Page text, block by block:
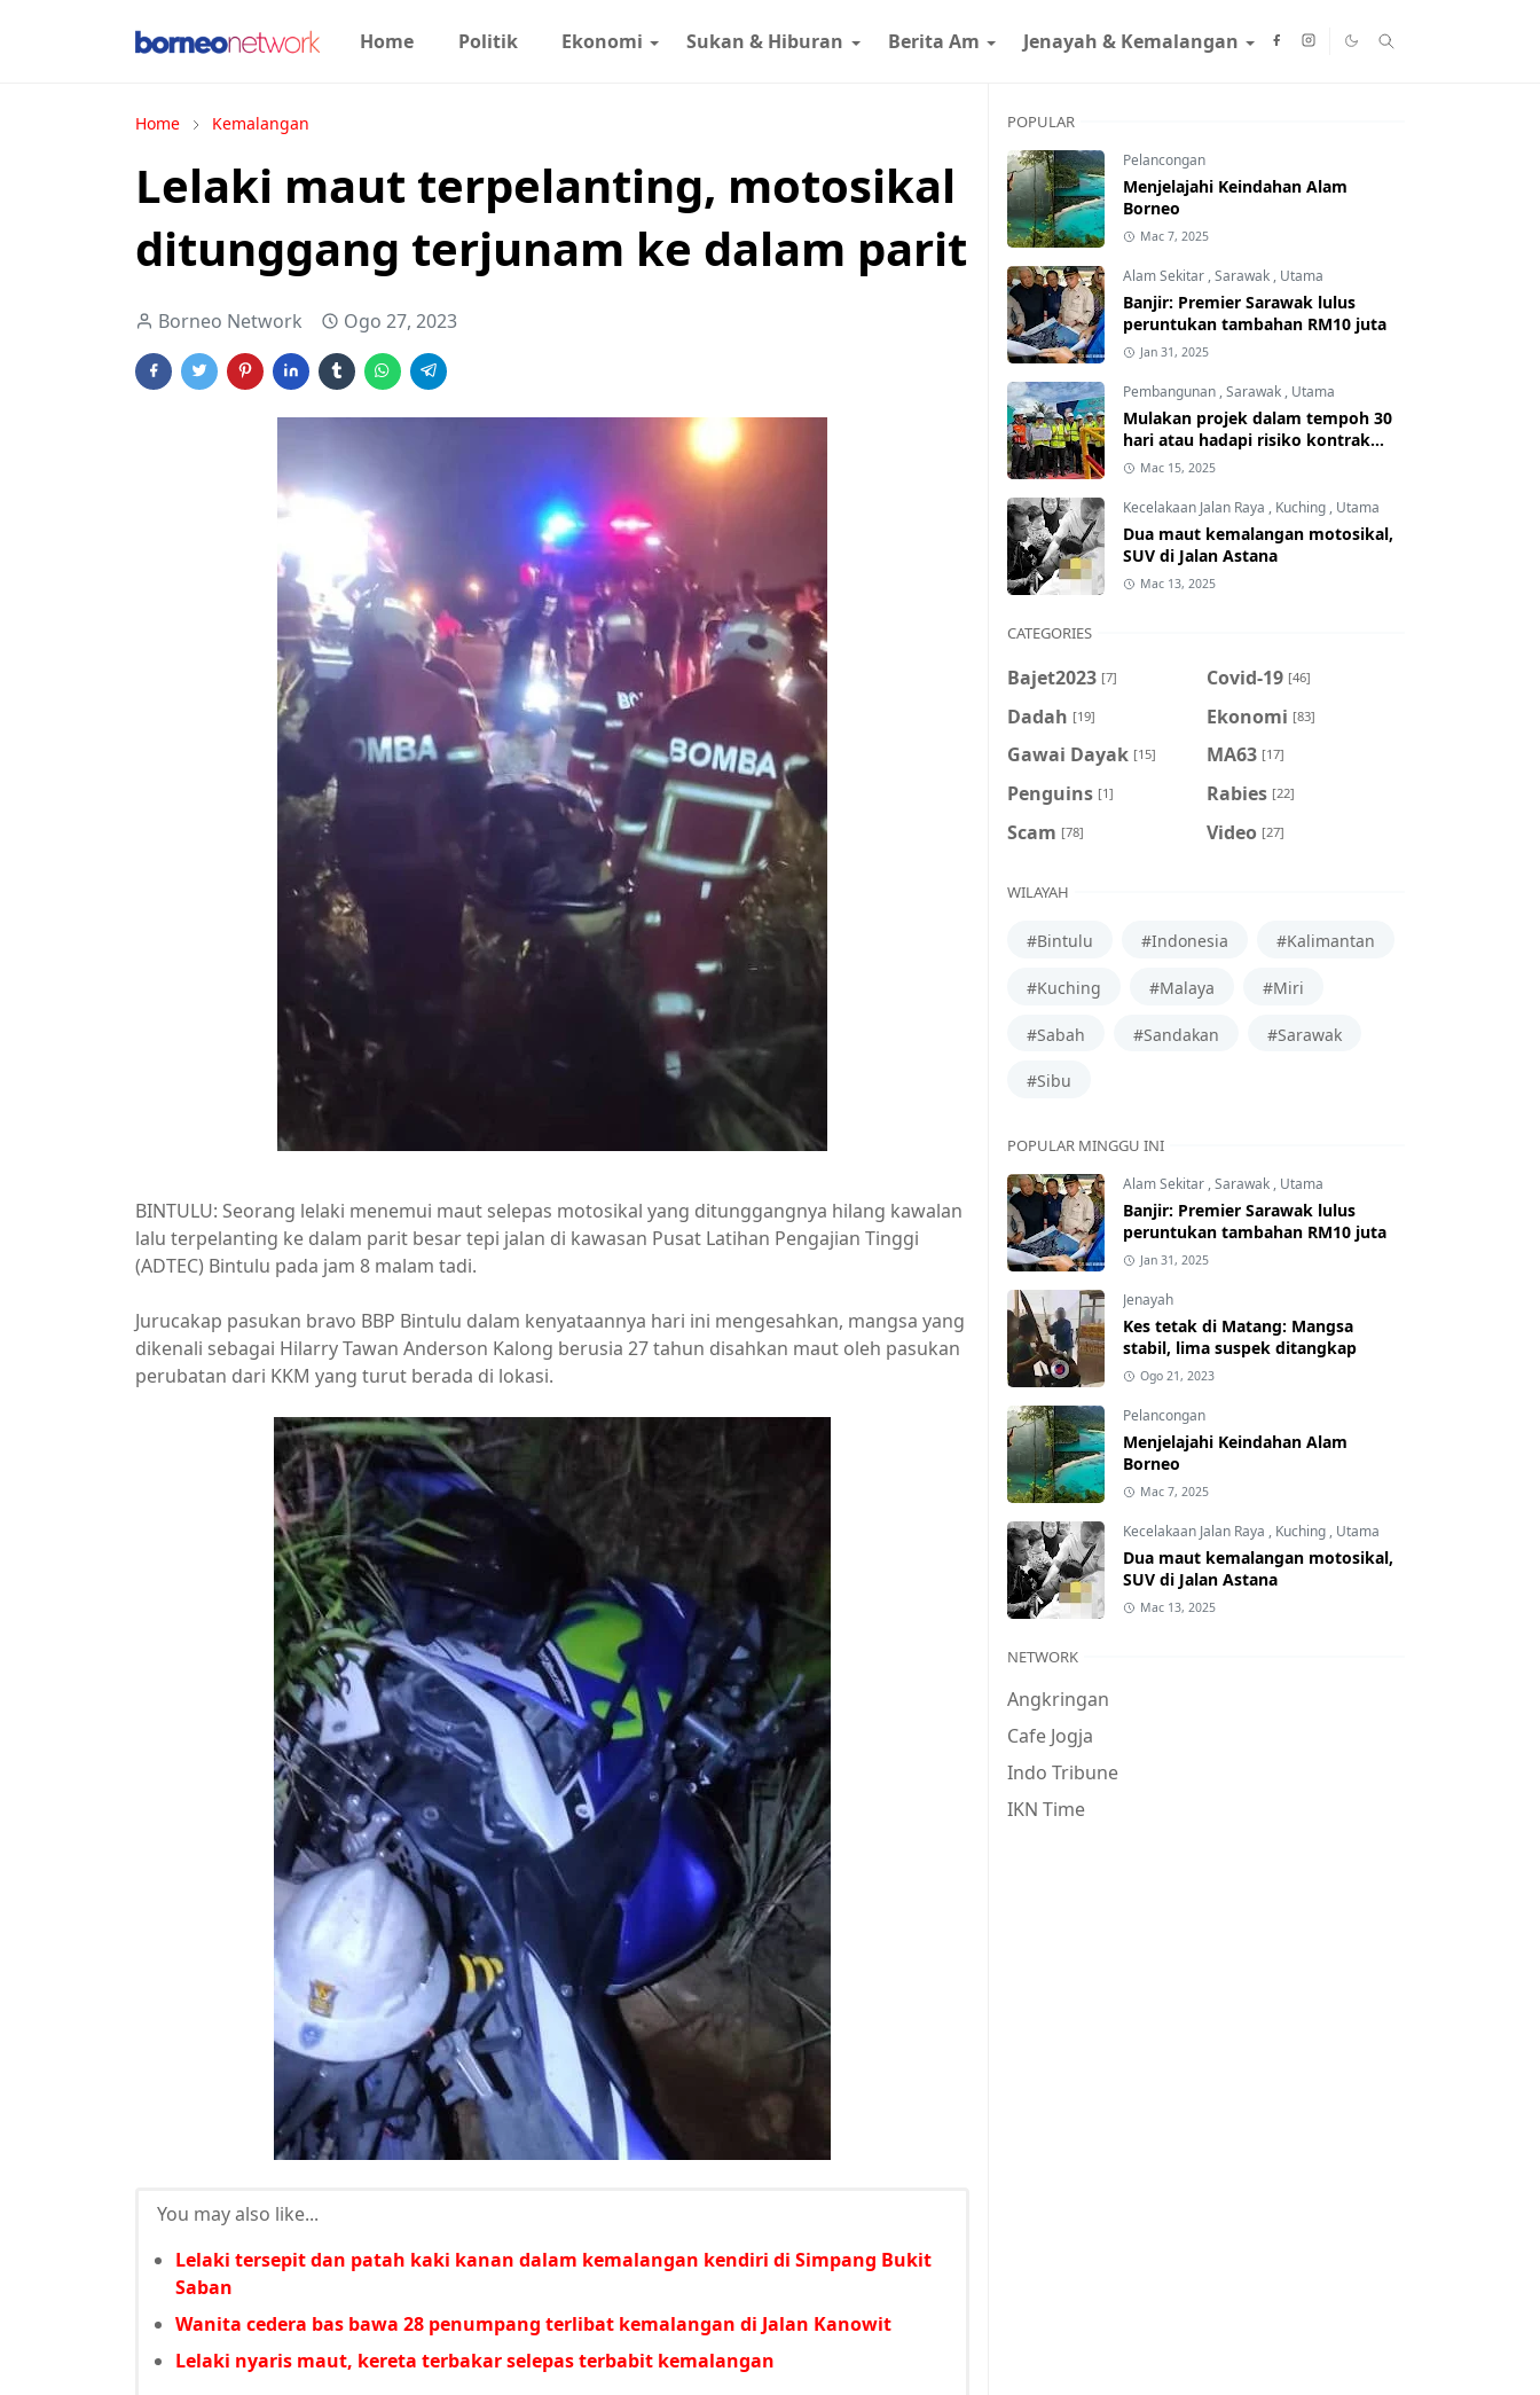
Home Politik Ekonomi Sukan & Hiburan Berita Am Jenayah & Kemalangan
Home Kemalangan
Lelaki maut terpelanting, motosikal
ditunggang terjunam ke dalam parit
Borneo Network Ogo 27, 2023
BINTULU: Seorang lelaki menemui maut selepas motosikal yang ditunggangnya hilang kawalan
lalu terpelanting ke dalam parit besar tepi jalan di kawasan Pusat Latihan Pengajian Tinggi
(ADTEC) Bintulu pada jam 8 malam tadi.
Jurucakap pasukan bravo BBP Bintulu dalam kenyataannya hari ini mengesahkan, mangsa yang
dikenali sebagai Hilarry Tawan Anderson Kalong berusia 27 tahun disahkan maut oleh pasukan
perubatan dari KKM yang turut berada di lokasi.
You may also like...
Lelaki tersepit dan patah kaki kanan dalam kemalangan kendiri di Simpang Bukit
Saban
Wanita cedera bas bawa 28 penumpang terlibat kemalangan di Jalan Kanowit
Lelaki nyaris maut, kereta terbakar selepas terbabit kemalangan
POPULAR
Pelancongan
Menjelajahi Keindahan Alam
Borneo
Mac 7, 2025
Alam Sekitar ,Sarawak , Utama
Banjir: Premier Sarawak lulus
peruntukan tambahan RM10 juta
Jan 31, 2025
Pembangunan ,Sarawak , Utama
Mulakan projek dalam tempoh 30
hari atau hadapi risiko kontrak
ditamatkan
Mac 15, 2025
Kecelakaan Jalan Raya , Kuching , Utama
Dua maut kemalangan motosikal,
SUV di Jalan Astana
Mac 13, 2025
CATEGORIES
Bajet2023 [7] Covid-19 [46]
Dadah [19] Ekonomi [83]
Gawai Dayak [15] MA63 [17]
Penguins [1] Rabies [22]
Scam [78] Video [27]
WILAYAH
#Bintulu #Indonesia #Kalimantan
#Kuching #Malaya #Miri
#Sabah #Sandakan #Sarawak
#Sibu
POPULAR MINGGU INI
Alam Sekitar ,Sarawak , Utama
Banjir: Premier Sarawak lulus
peruntukan tambahan RM10 juta
Jan 31, 2025
Jenayah
Kes tetak di Matang: Mangsa
stabil, lima suspek ditangkap
Ogo 21, 2023
Pelancongan
Menjelajahi Keindahan Alam
Borneo
Mac 7, 2025
Kecelakaan Jalan Raya , Kuching , Utama
Dua maut kemalangan motosikal,
SUV di Jalan Astana
Mac 13, 2025
NETWORK
Angkringan
Cafe Jogja
Indo Tribune
IKN Time